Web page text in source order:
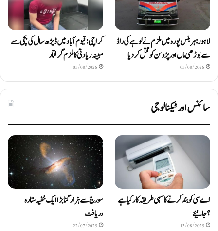
لاہور: ہربنس پورہ میں ملزم نے لوہے کی راڈ
سے بوڑھی ماں اور پڑوسن کو قتل کر دیا
05/08/2026
کراچی: قیوم آباد میں ڈیڑھ سال کی بچی سے
مبینہ زیادتی کا ملزم گرفتار
05/08/2026
سائنس اور ٹیکنالوجی
اے سی کو بند کرنے کا سہی طریقہ کار کیا ہے
؟ جانیئے
13/08/2025
سورج سے ہزار گنا بڑا ایک خفیہ ستارہ
دریافت
22/07/2025